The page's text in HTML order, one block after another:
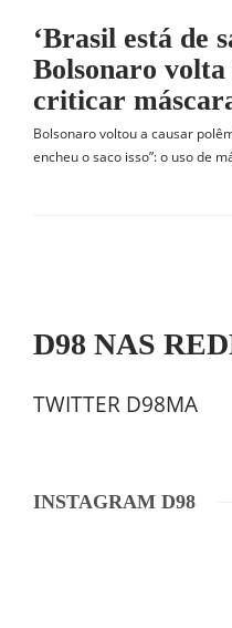
‘Brasil está de
Bolsonaro
criticar
Bolsonaro voltou a causar
encheu o saco isso”: o uso de
D98 NAS
TWITTER D98MA
INSTAGRAM D98